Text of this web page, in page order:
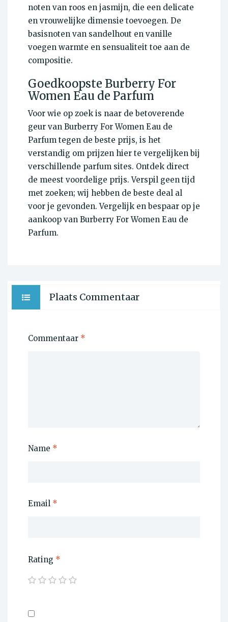
noten van roos en jasmijn, die een delicate
en vrouwelijke dimensie toevoegen. De
basisnoten van sandelhout en vanille
voegen warmte en sensualiteit toe aan de
compositie.
Goedkoopste Burberry For
Women Eau de Parfum
Voor wie op zoek is naar de betoverende
geur van Burberry For Women Eau de
Parfum tegen de beste prijs, is het
verstandig om prijzen hier te vergelijken bij
verschillende parfum sites. Ontdek direct
de meest voordelige prijs. Verspil geen tijd
met zoeken; wij hebben de beste deal al
voor je gevonden. Vergelijk en bespaar op je
aankoop van Burberry For Women Eau de
Parfum.
Plaats Commentaar
Commentaar *
Name *
Email *
Rating *